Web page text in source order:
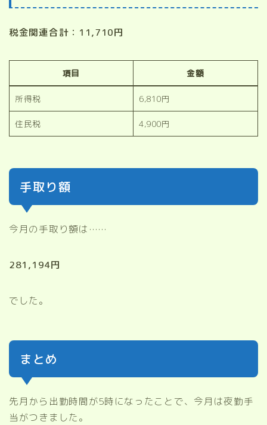
税金関連合計：11,710円
項目 金額
所得税 6,810円
住民税 4,900円
手取り額
今月の手取り額は……
281,194円
でした。
まとめ
先月から出勤時間が5時になったことで、今月は夜勤手
当がつきました。